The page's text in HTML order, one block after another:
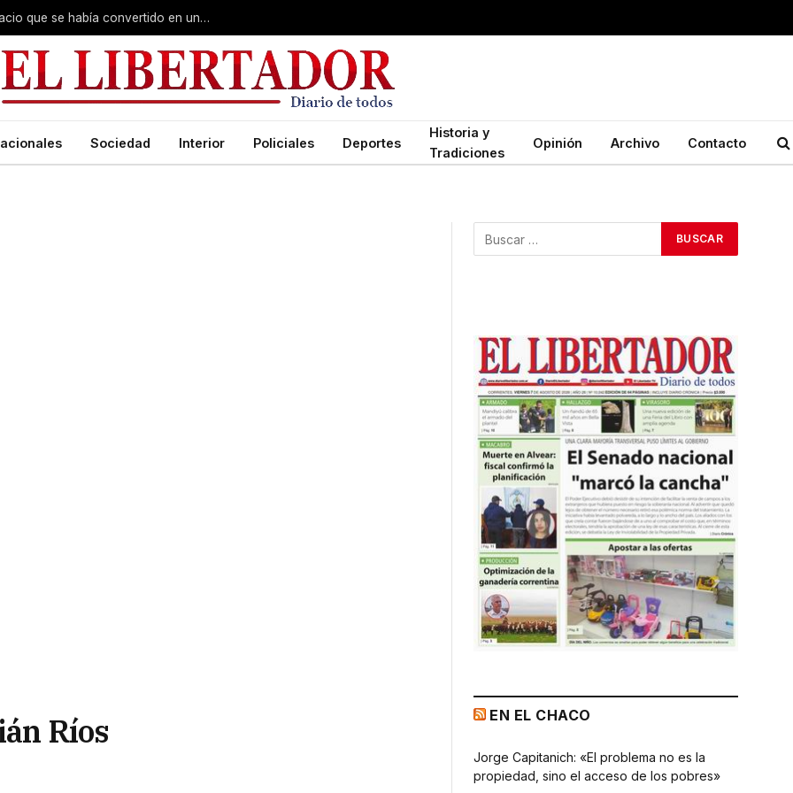
Barrio Hipódromo: recuperaron un espacio que se había convertido en un basural
Sociedad Interior Policiales Deportes
Historia y
Tradiciones
Opinión Archivo Contacto
Ríos EN EL CHACO
Jorge Capitanich: «El problema no es la
propiedad, sino el acceso de los pobres»